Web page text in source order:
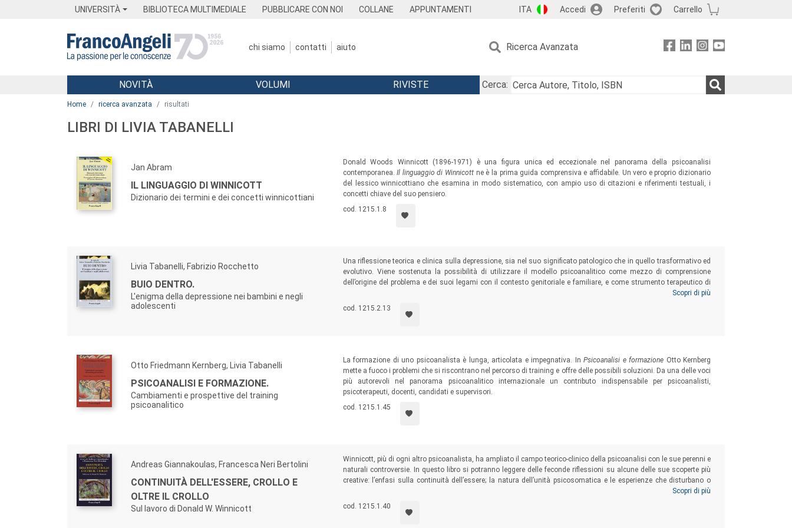
UNIVERSITÀ BIBLIOTECA MULTIMEDIALE PUBBLICARE CON NOI COLLANE APPUNTAMENTI ITA Accedi Preferiti Carrello
chi siamo contatti aiuto Ricerca Avanzata
Menu
NOVITÀ VOLUMI RIVISTE
Cerca:
Home ricerca avanzata risultati
LIBRI DI LIVIA TABANELLI
Jan Abram
IL LINGUAGGIO DI WINNICOTT
Dizionario dei termini e dei concetti winnicottiani
Donald Woods Winnicott (1896-1971) è una figura unica ed eccezionale nel panorama della psicoanalisi
contemporanea.Il linguaggio di Winnicott ne è la prima guida comprensiva e affidabile. Un vero e proprio dizionario
del lessico winnicottiano che esamina in modo sistematico, con ampio uso di citazioni e riferimenti testuali, i
concetti chiave del suo pensiero.
cod. 1215.1.8
Livia Tabanelli, Fabrizio Rocchetto
BUIO DENTRO.
L'enigma della depressione nei bambini e negli
adolescenti
Una riflessione teorica e clinica sulla depressione, sia nel suo significato patologico che in quello trasformativo ed
evolutivo. Viene sostenuta la possibilità di utilizzare il modello psicoanalitico come mezzo di comprensione
dell’origine del problema e dei suoi legami con il contesto genitoriale e familiare, e come strumento terapeutico di
eccellenza per entrare in contatto con i nuclei interni profondi attraverso il lavoro di decodifica realizzabile
all’interno della relazione terapeutica.
Scopri di più
cod. 1215.2.13
Otto Friedmann Kernberg, Livia Tabanelli
PSICOANALISI E FORMAZIONE.
Cambiamenti e prospettive del training
psicoanalitico
La formazione di uno psicoanalista è lunga, articolata e impegnativa. InPsicoanalisi e formazione Otto Kernberg
mette a fuoco i problemi che si riscontrano nel percorso di training e offre delle possibili soluzioni. Da una delle voci
più autorevoli nel panorama psicoanalitico internazionale un contributo indispensabile per psicoanalisti,
psicoterapeuti, docenti, candidati e supervisori.
cod. 1215.1.45
Andreas Giannakoulas, Francesca Neri Bertolini
CONTINUITÀ DELL'ESSERE, CROLLO E
OLTRE IL CROLLO
Sul lavoro di Donald W. Winnicott
Winnicott, più di ogni altro psicoanalista, ha ampliato il campo teorico-clinico della psicoanalisi con le sue perenni e
naturali controversie. In questo libro si potranno leggere delle feconde riflessioni su alcune delle sue scoperte più
creative: l’enfasi sulla continuità dell’essere; la natura dell’unità psicosomatica e le esperienze che disturbano o
; la concettualizzazione degli stati mentali precoci; le caratteristiche
paradossali del Sé e la sua relazione con il mondo degli oggetti e degli altri.
Scopri di più
cod. 1215.1.40